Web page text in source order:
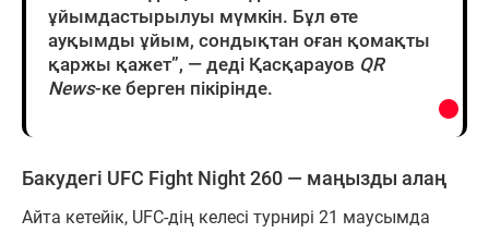
ұйымдастырылуы мүмкін. Бұл өте
ауқымды ұйым, сондықтан оған қомақты
қаржы қажет”, — деді Қасқарауов QR
News-ке берген пікірінде.
Бакудегі UFC Fight Night 260 — маңызды алаң
Айта кетейік, UFC-дің келесі турнирі 21 маусымда